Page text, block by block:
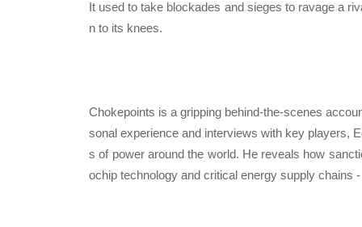
It used to take blockades and sieges to ravage a
n to its knees.
Chokepoints is a gripping behind-the-scenes
sonal experience and interviews with key players,
s of power around the world. He reveals how
ochip technology and critical energy supply